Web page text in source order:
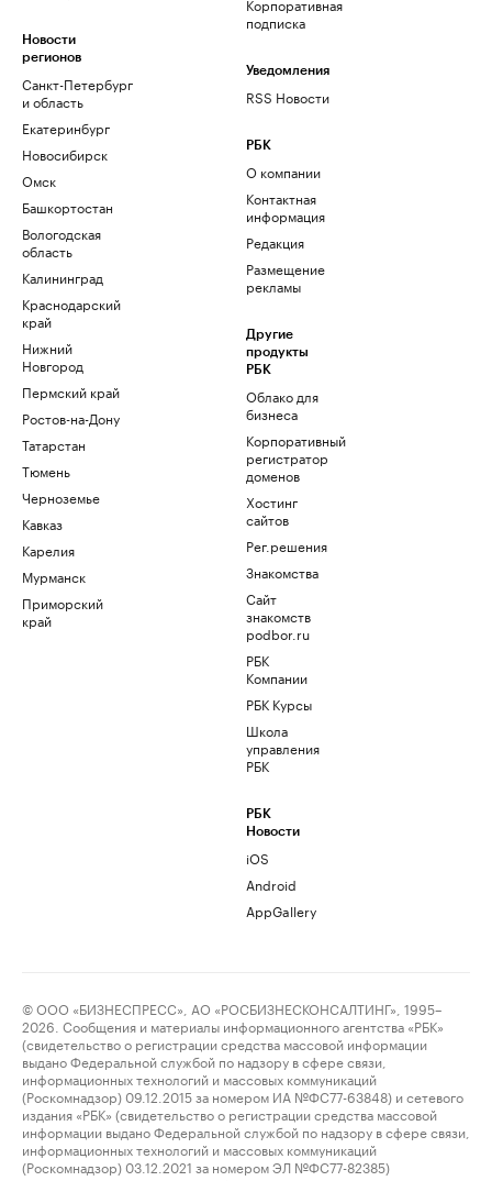
Новости
регионов
Санкт-Петербург
и область
Екатеринбург
Новосибирск
Омск
Башкортостан
Вологодская
область
Калининград
Краснодарский
край
Нижний
Новгород
Пермский край
Ростов-на-Дону
Татарстан
Тюмень
Черноземье
Кавказ
Карелия
Мурманск
Приморский
край
подписка
Уведомления
RSS Новости
РБК
О компании
Контактная
информация
Редакция
Размещение
рекламы
Другие
продукты
РБК
Облако для
бизнеса
Корпоративный
регистратор
доменов
Хостинг
сайтов
Рег.решения
Знакомства
Сайт
знакомств
podbor.ru
РБК
Компании
РБК Курсы
Школа
управления
РБК
РБК
Новости
iOS
Android
AppGallery
© ООО «БИЗНЕСПРЕСС», АО «РОСБИЗНЕСКОНСАЛТИНГ», 1995–
2026. Сообщения и материалы информационного агентства «РБК»
(свидетельство о регистрации средства массовой информации
выдано Федеральной службой по надзору в сфере связи,
информационных технологий и массовых коммуникаций
(Роскомнадзор) 09.12.2015 за номером ИА №ФС77-63848) и сетевого
издания «РБК» (свидетельство о регистрации средства массовой
информации выдано Федеральной службой по надзору в сфере связи,
информационных технологий и массовых коммуникаций
(Роскомнадзор) 03.12.2021 за номером ЭЛ №ФС77-82385)